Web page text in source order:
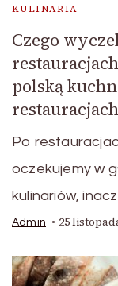
KULINARIA
Czego
polską
Po
oczekujemy w
kulinariów,
Admin 25